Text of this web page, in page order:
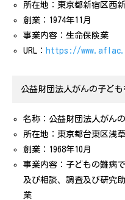
所在地：東京都新宿区西
創業：1974年11月
事業内容：生命保険業
URL： https://
公益財団法人がんの子ど
名称：公益財団法人がん
所在地：東京都台東区浅
創業：1968年10月
事業内容：子どもの難病
及び相談、調査及び研究
業
対象商品
寄付金額
寄付先